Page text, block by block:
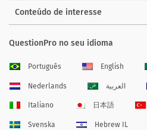
Conteúdo de interesse
QuestionPro no seu idioma
Português English
Nederlands العربية
Italiano 日本語
Svenska Hebrew IL